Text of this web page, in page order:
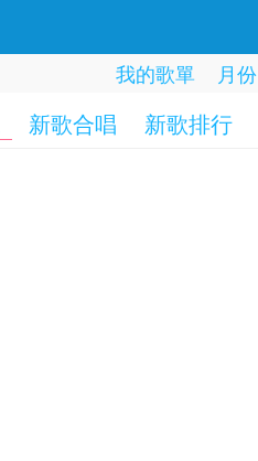
我的歌單 月份
新歌合唱 新歌排行